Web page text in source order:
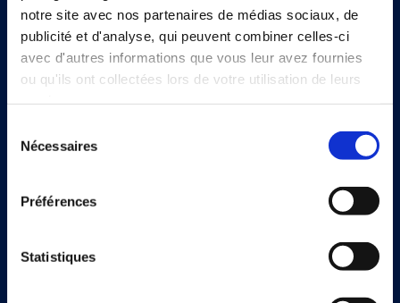
notre site avec nos partenaires de médias sociaux, de
publicité et d'analyse, qui peuvent combiner celles-ci
avec d'autres informations que vous leur avez fournies
ou qu'ils ont collectées lors de votre utilisation de leurs
Nécessaires
Préférences
Statistiques
Nous contacter
À propos de Continia
Rencontrer l’équipe
Jobs